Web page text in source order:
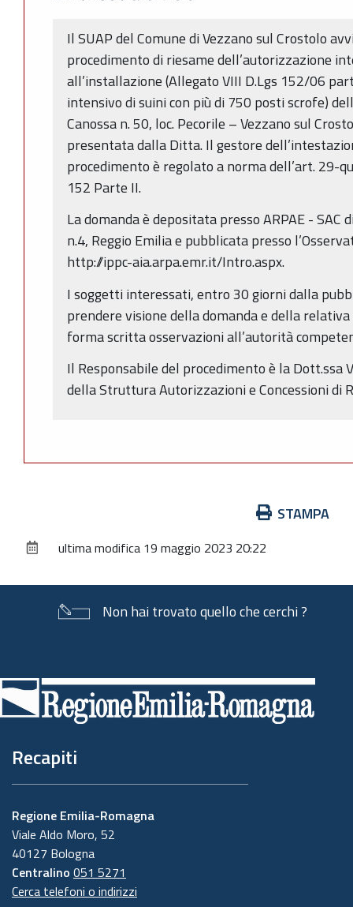
Il SUAP del Comune di Vezzano sul Crostolo
procedimento di riesame dell’autorizzazione
all’installazione (Allegato VIII D.Lgs 152/06
intensivo di suini con più di 750 posti scrofe)
Canossa n. 50, loc. Pecorile – Vezzano sul
presentata dalla Ditta. Il gestore
procedimento è regolato a norma dell’art. 29-
152 Parte II.
La domanda è depositata presso ARPAE - SAC
n.4, Reggio Emilia e pubblicata presso
http://ippc-aia.arpa.emr.it/Intro.aspx.
I soggetti interessati, entro 30 giorni dalla
prendere visione della domanda e della
forma scritta osservazioni all’autorità
Il Responsabile del procedimento è la
della Struttura Autorizzazioni e Concessioni di
documento
STAMPA
ultima modifica 19 maggio 2023 20:22
Non hai trovato quello che cerchi ?
di
pagina
Recapiti
Regione Emilia-Romagna
Viale Aldo Moro, 52
40127 Bologna
Centralino 051 5271
Cerca telefoni o indirizzi